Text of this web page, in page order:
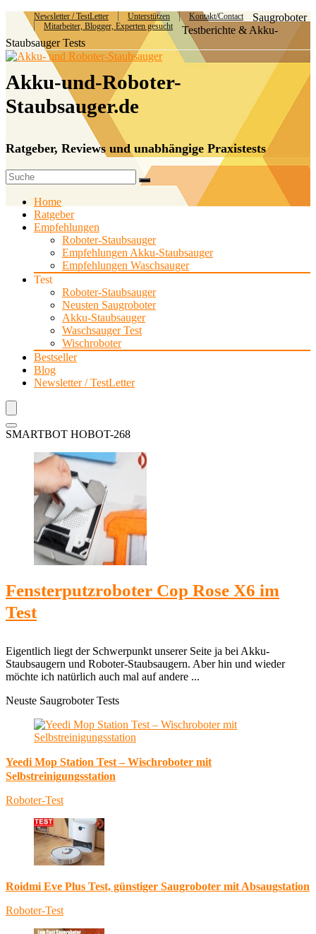
Newsletter / TestLetter Unterstützen
Kontakt/Contact
Mitarbeiter, Blogger, Experten gesucht
Saugroboter
Testberichte & Akku-
Staubsauger Tests
Akku-und-Roboter-
Staubsauger.de
Ratgeber, Reviews und unabhängige Praxistests
Home
Ratgeber
Empfehlungen
Roboter-Staubsauger
Empfehlungen Akku-Staubsauger
Empfehlungen Waschsauger
Test
Roboter-Staubsauger
Neusten Saugroboter
Akku-Staubsauger
Waschsauger Test
Wischroboter
Bestseller
Blog
Newsletter / TestLetter
SMARTBOT HOBOT-268
Fensterputzroboter Cop Rose X6 im
Test
Eigentlich liegt der Schwerpunkt unserer Seite ja bei Akku-
Staubsaugern und Roboter-Staubsaugern. Aber hin und wieder
möchte ich natürlich auch mal auf andere ...
Neuste Saugroboter Tests
Yeedi Mop Station Test – Wischroboter mit
Selbstreinigungsstation
Roboter-Test
Roidmi Eve Plus Test, günstiger Saugroboter mit Absaugstation
Roboter-Test